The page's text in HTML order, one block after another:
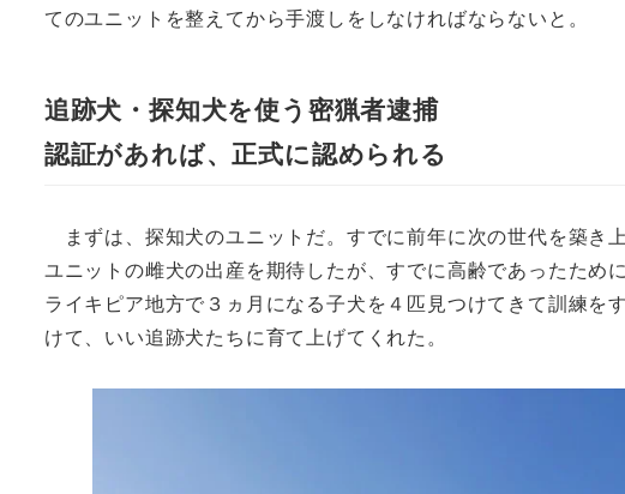
てのユニットを整えてから手渡しをしなければならないと。
追跡犬・探知犬を使う密猟者逮捕
認証があれば、正式に認められる
まずは、探知犬のユニットだ。すでに前年に次の世代を築き
ユニットの雌犬の出産を期待したが、すでに高齢であったため
ライキピア地方で３ヵ月になる子犬を４匹見つけてきて訓練
けて、いい追跡犬たちに育て上げてくれた。